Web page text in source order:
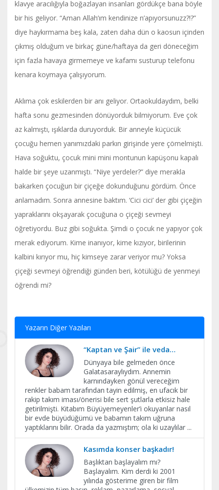
klavye aracılığıyla boğazlayan insanları gördükçe bana böyle
bir his geliyor. “Aman Allah’ım kendinize n’apıyorsunuzz?!?”
diye haykırmama beş kala, zaten daha dün o kaosun içinden
çıkmış olduğum ve birkaç güne/haftaya da geri döneceğim
için fazla havaya girmemeye ve kafamı susturup telefonu
kenara koymaya çalışıyorum.
Aklıma çok eskilerden bir anı geliyor. Ortaokuldaydım, belki
hafta sonu gezmesinden dönüyorduk bilmiyorum. Eve çok
az kalmıştı, ışıklarda duruyorduk. Bir anneyle küçücük
çocuğu hemen yanımızdaki parkın girişinde yere çömelmişti.
Hava soğuktu, çocuk mini mini montunun kapüşonu kapalı
halde bir şeye uzanmıştı. “Niye yerdeler?” diye merakla
bakarken çocuğun bir çiçeğe dokunduğunu gördüm. Önce
anlamadım. Sonra annesine baktım. ‘Cici cici’ der gibi çiçeğin
yapraklarını okşayarak çocuğuna o çiçeği sevmeyi
öğretiyordu. Buz gibi soğukta. Şimdi o çocuk ne yapıyor çok
merak ediyorum. Kime inanıyor, kime kızıyor, birilerinin
kalbini kırıyor mu, hiç kimseye zarar veriyor mu? Yoksa
çiçeği sevmeyi öğrendiği günden beri, kötülüğü de yenmeyi
öğrendi mi?
Yazarın Diğer Yazıları
“Kaptan ve Şair” ile veda…
Dünyaya bile gelmeden önce
Galatasaraylıydım. Annemin
karnındayken gönül vereceğim
renkler babam tarafından tayin edilmiş, en ufacık bir
rakip takım iması/önerisi bile sert şutlarla etkisiz hale
getirilmişti. Kitabım Büyüyemeyenler’i okuyanlar nasıl
bir evde büyüdüğümü ve babamın takım uğruna
yaptıklarını bilir. Orada da yazmıştım; ola ki uzaylılar ...
Kasımda konser başkadır!
Başlıktan başlayalım mı?
Başlayalım. Kim derdi ki 2001
yılında gösterime giren bir film